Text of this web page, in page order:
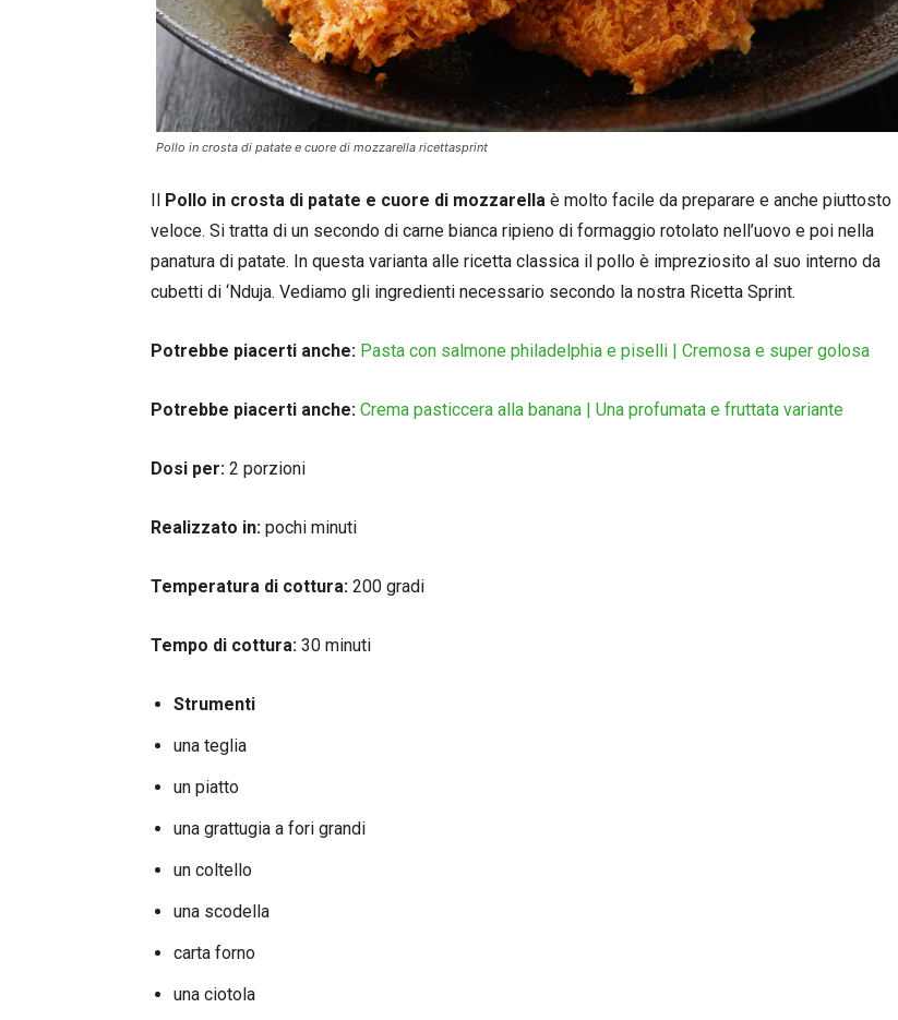
Pollo in crosta di patate e cuore di mozzarella ricettasprint
Il Pollo in crosta di patate e cuore di mozzarella è molto facile da preparare e anche piuttosto
veloce. Si tratta di un secondo di carne bianca ripieno di formaggio rotolato nell’uovo e poi nella
panatura di patate. In questa varianta alle ricetta classica il pollo è impreziosito al suo interno da
cubetti di ‘Nduja. Vediamo gli ingredienti necessario secondo la nostra Ricetta Sprint.
Potrebbe piacerti anche: Pasta con salmone philadelphia e piselli | Cremosa e super golosa
Potrebbe piacerti anche: Crema pasticcera alla banana | Una profumata e fruttata variante
Dosi per: 2 porzioni
Realizzato in: pochi minuti
Temperatura di cottura: 200 gradi
Tempo di cottura: 30 minuti
Strumenti
una teglia
un piatto
una grattugia a fori grandi
un coltello
una scodella
carta forno
una ciotola